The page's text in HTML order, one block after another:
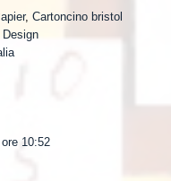
, Cartoncino bristol
Design
10:52